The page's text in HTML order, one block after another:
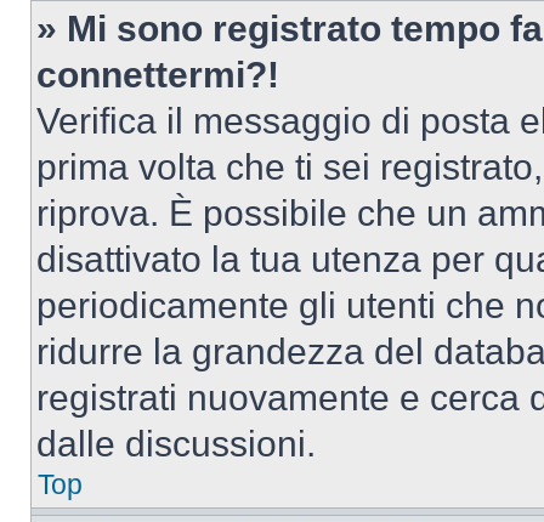
» Mi sono registrato tempo
connettermi?!
Verifica il messaggio di posta
prima volta che ti sei
riprova. È possibile che un
disattivato la tua utenza per
periodicamente gli utenti che
ridurre la grandezza del
registrati nuovamente e cerca
dalle discussioni.
Top